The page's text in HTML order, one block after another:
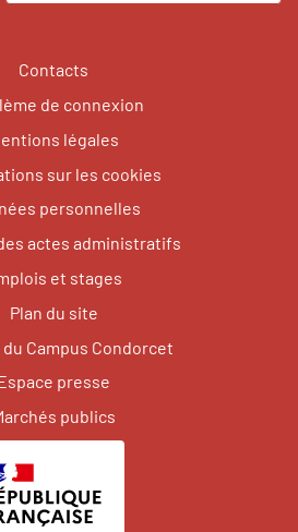
Contacts
de connexion
légales
sur les cookies
personnelles
actes administratifs
et stages
Plan du site
Campus Condorcet
presse
publics